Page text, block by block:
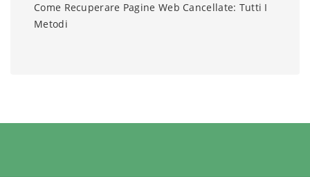
Come Recuperare Pagine Web Cancellate: Tutti I
Metodi